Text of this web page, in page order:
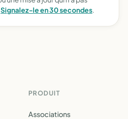
Signalez-le en 30 secondes.
PRODUIT
Associations